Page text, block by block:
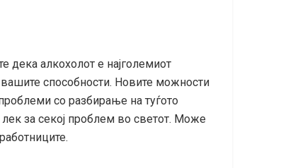
дека алкохолот е најголемиот
вашите способности. Новите можности
со разбирање на туѓото
за секој проблем во светот. Може